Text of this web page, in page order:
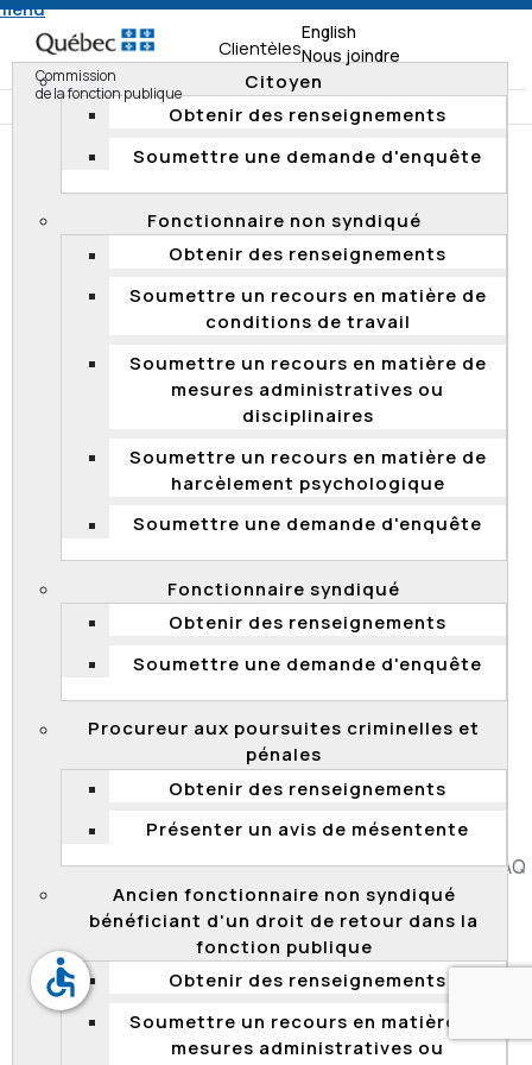
Commission
de la fonction publique
English
Nous joindre
Clientèles
Citoyen
Obtenir des renseignements
Soumettre une demande d'enquête
Fonctionnaire non syndiqué
Obtenir des renseignements
Soumettre un recours en matière de
conditions de travail
Soumettre un recours en matière de
mesures administratives ou
disciplinaires
Soumettre un recours en matière de
harcèlement psychologique
Soumettre une demande d'enquête
Fonctionnaire syndiqué
Obtenir des renseignements
Soumettre une demande d'enquête
Procureur aux poursuites criminelles et
pénales
Obtenir des renseignements
Présenter un avis de mésentente
Ancien fonctionnaire non syndiqué
bénéficiant d'un droit de retour dans la
fonction publique
Obtenir des renseignements
Soumettre un recours en matière de
mesures administratives ou
Accueil Documentation
Rapports de vérification
Rapports de vérification 2020
Suivi de la vérification en matière de dotation et sur les
ressources externes contractuelles à la CNESST
Suivi de la vérification en matière de
dotation et sur les ressources externes
contractuelles à la CNESST
terminait lesuivi de l’application des
recommandationsdécoulant duRapport de
vérificationen matière de dotation et sur les
des normes, de l’équité, de la santé et de la sécurité du
travail (CNESST) publié en mai 2019.
La Commission a analysé les informations reçues de la
CNESST. Vu les actions déjà initiées et les éléments
progrès satisfaisants dans la mise en œuvre des six
recommandations qui lui ont été formulées, et elle l’en
félicite.
Accessibilité Plan du site Diffusion de l'information FAQ
Liens utiles
Carrière Politique de confidentialité
accessible